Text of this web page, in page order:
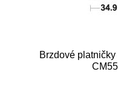
Brzdové